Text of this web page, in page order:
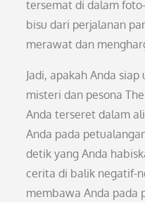
tersemat di dalam
bisu dari perjalanan
merawat dan
Jadi, apakah Anda
misteri dan pesona
Anda terseret dalam
Anda pada
detik yang Anda
cerita di balik negatif-
membawa Anda pada